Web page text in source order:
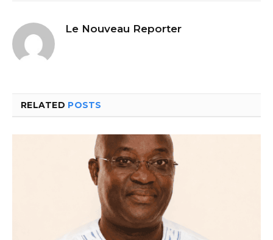
Le Nouveau Reporter
RELATED POSTS